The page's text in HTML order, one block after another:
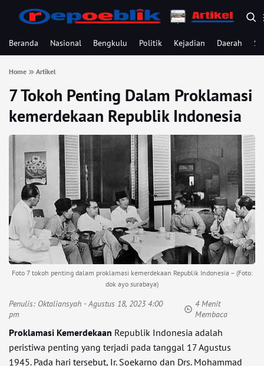
Beranda Nasional Bengkulu Politik Kejadian Daerah
Home Artikel
7 Tokoh Penting Dalam Proklamasi
kemerdekaan Republik Indonesia
Foto 7 tokoh penting dalam proklamasi kemerdekaan Republik Indonesia – (Foto:
dok ayo surabaya)
Penulis: Oktaliansyah - Agustus 18, 2023 4:00
pm
4 Menit
Membaca
Proklamasi Kemerdekaan Republik Indonesia adalah
peristiwa penting yang terjadi pada tanggal 17 Agustus
1945. Pada hari tersebut, Ir. Soekarno dan Drs. Mohammad